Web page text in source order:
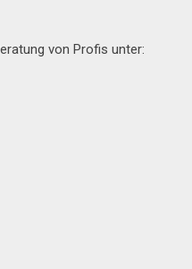
von Profis unter: